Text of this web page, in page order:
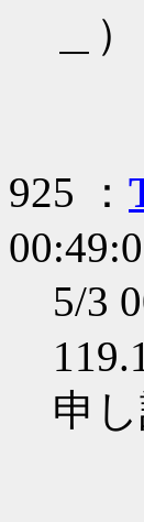
＿
925 ：
5/3
申